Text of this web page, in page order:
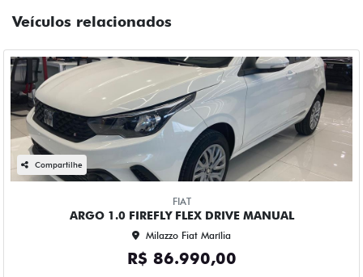
Veículos relacionados
Compartilhe
FIAT
ARGO 1.0 FIREFLY FLEX DRIVE MANUAL
Milazzo Fiat Marília
R$ 86.990,00